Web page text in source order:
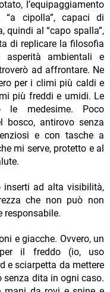
l’equipaggiamento
cipolla”, capaci di
quindi al “capo spalla”,
di replicare la filosofia
asperità ambientali e
ad affrontare. Ne
per i climi più caldi e
più freddi e umidi. Le
le medesime. Poco
bosco, antirovo senza
e con tasche a
mi serve, protetto e al
inserti ad alta visibilità,
che non può non
responsabile.
e giacche. Ovvero, un
il freddo (io, uso
e sciarpetta da mettere
senza dita in ogni caso.